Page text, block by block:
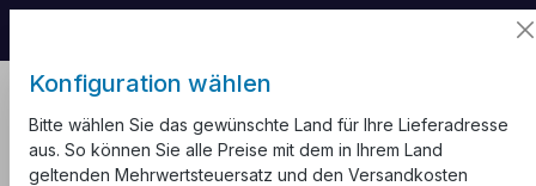
Konfiguration wählen
Bitte wählen Sie das gewünschte Land für Ihre Lieferadresse
aus. So können Sie alle Preise mit dem in Ihrem Land
geltenden Mehrwertsteuersatz und den Versandkosten